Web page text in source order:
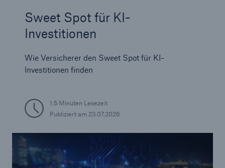
Sweet Spot für KI-
Investitionen
Wie Versicherer den Sweet Spot für KI-
Investitionen finden
1,5 Minuten Lesezeit
Publiziert am 23.07.2026
Lösungen